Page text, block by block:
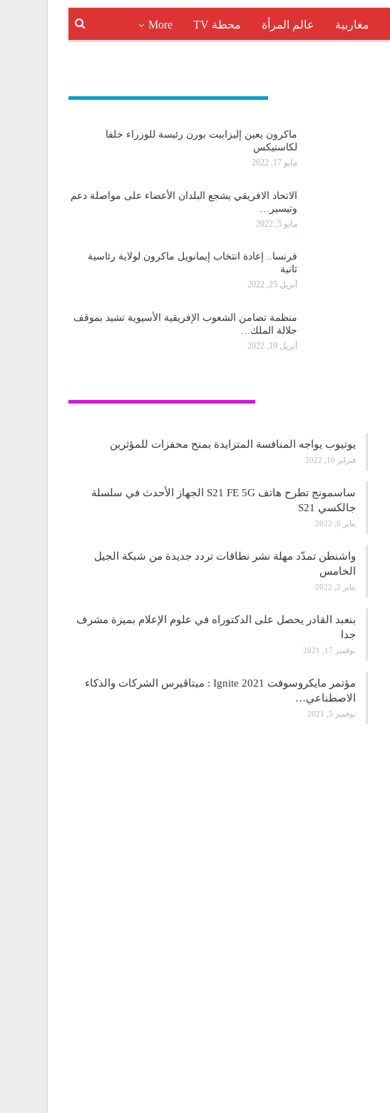
مغاربية عالم المرأة محطة TV More
ماكرون يعين إليزابيت بورن رئيسة للوزراء خلفا
لكاستيكس
مايو 17, 2022
الاتحاد الافريقي يشجع البلدان الأعضاء على مواصلة دعم
وتيسير…
مايو 5, 2022
فرنسا.. إعادة انتخاب إيمانويل ماكرون لولاية رئاسية
ثانية
أبريل 25, 2022
منظمة تضامن الشعوب الإفريقية الأسيوية تشيد بموقف
جلالة الملك…
أبريل 19, 2022
يوتيوب يواجه المنافسة المتزايدة بمنح محفزات للمؤثرين
فبراير 10, 2022
ساسمونج تطرح هاتف S21 FE 5G الجهاز الأحدث في سلسلة
جالكسي S21
يناير 6, 2022
واشنطن تمدّد مهلة نشر نطاقات تردد جديدة من شبكة الجيل
الخامس
يناير 2, 2022
بنعبد القادر يحصل على الدكتوراه في علوم الإعلام بميزة مشرف
جدا
نوفمبر 17, 2021
مؤتمر مايكروسوفت Ignite 2021 : ميتاڤيرس الشركات والذكاء
الاصطناعي…
نوفمبر 5, 2021